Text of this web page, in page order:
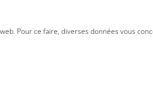
Pour ce faire, diverses données vous